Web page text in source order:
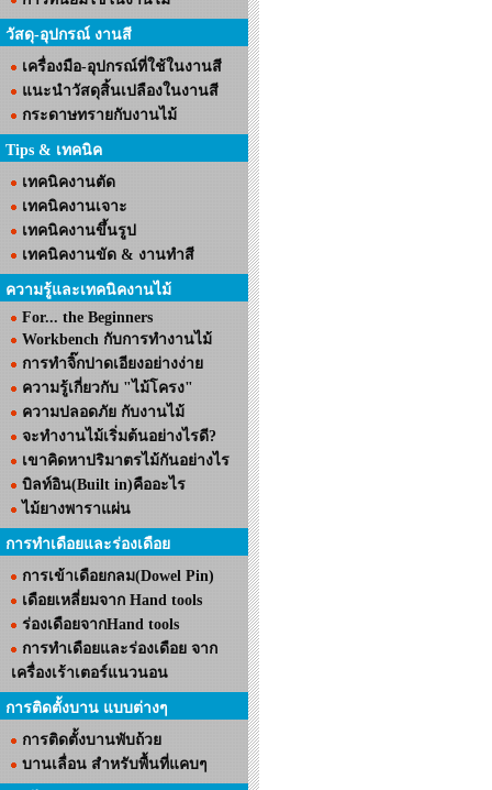
วัสดุ-อุปกรณ์ งานสี
เครื่องมือ-อุปกรณ์ที่ใช้ในงานสี
แนะนำวัสดุสิ้นเปลืองในงานสี
กระดาษทรายกับงานไม้
Tips & เทคนิค
เทคนิคงานตัด
เทคนิคงานเจาะ
เทคนิคงานขึ้นรูป
เทคนิคงานขัด & งานทำสี
ความรู้และเทคนิคงานไม้
For... the Beginners
Workbench กับการทำงานไม้
การทำจิ๊กปาดเอียงอย่างง่าย
ความรู้เกี่ยวกับ "ไม้โครง"
ความปลอดภัย กับงานไม้
จะทำงานไม้เริ่มต้นอย่างไรดี?
เขาคิดหาปริมาตรไม้กันอย่างไร
บิลท์อิน(Built in)คืออะไร
ไม้ยางพาราแผ่น
การทำเดือยและร่องเดือย
การเข้าเดือยกลม(Dowel Pin)
เดือยเหลี่ยมจาก Hand tools
ร่องเดือยจากHand tools
การทำเดือยและร่องเดือย จาก
เครื่องเร้าเตอร์แนวนอน
การติดตั้งบาน แบบต่างๆ
การติดตั้งบานพับถ้วย
บานเลื่อน สำหรับพื้นที่แคบๆ